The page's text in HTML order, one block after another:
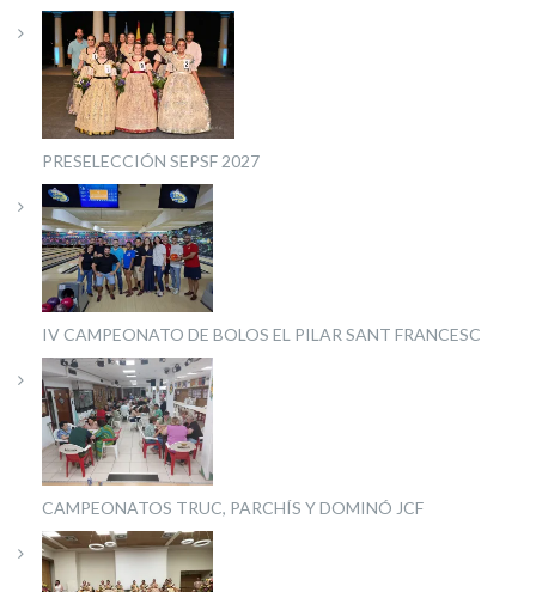
PRESELECCIÓN SEPSF 2027
IV CAMPEONATO DE BOLOS EL PILAR SANT FRANCESC
CAMPEONATOS TRUC, PARCHÍS Y DOMINÓ JCF